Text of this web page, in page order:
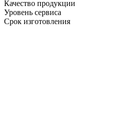
Качество продукции
Уровень сервиса
Срок изготовления